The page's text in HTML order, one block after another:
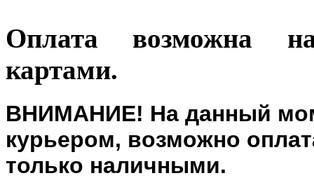
Оплата возможна
картами.
ВНИМАНИЕ! На данный
курьером, возможно
только наличными.